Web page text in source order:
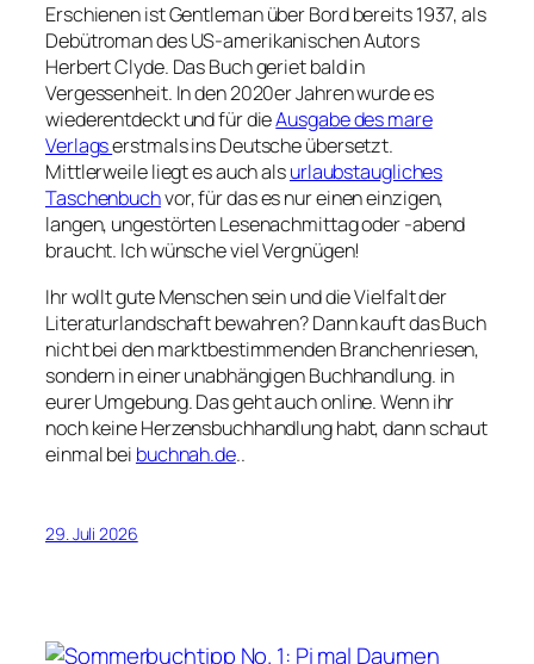
Erschienen istGentleman über Bordbereits 1937, als
Debütroman des US-amerikanischen Autors
Herbert Clyde. Das Buch geriet bald in
Vergessenheit. In den 2020er Jahren wurde es
wiederentdeckt und für dieAusgabe des mare
Verlagserstmals ins Deutsche übersetzt.
Mittlerweile liegt es auch alsurlaubstaugliches
Taschenbuchvor, für das es nur einen einzigen,
langen, ungestörten Lesenachmittag oder -abend
braucht. Ich wünsche viel Vergnügen!
Ihr wollt gute Menschen sein und die Vielfalt der
Literaturlandschaft bewahren? Dann kauft das Buch
nicht bei den marktbestimmenden Branchenriesen,
sondern in einer unabhängigen Buchhandlung. in
eurer Umgebung. Das geht auch online. Wenn ihr
noch keine Herzensbuchhandlung habt, dann schaut
einmal bei buchnah.de..
29. Juli 2026